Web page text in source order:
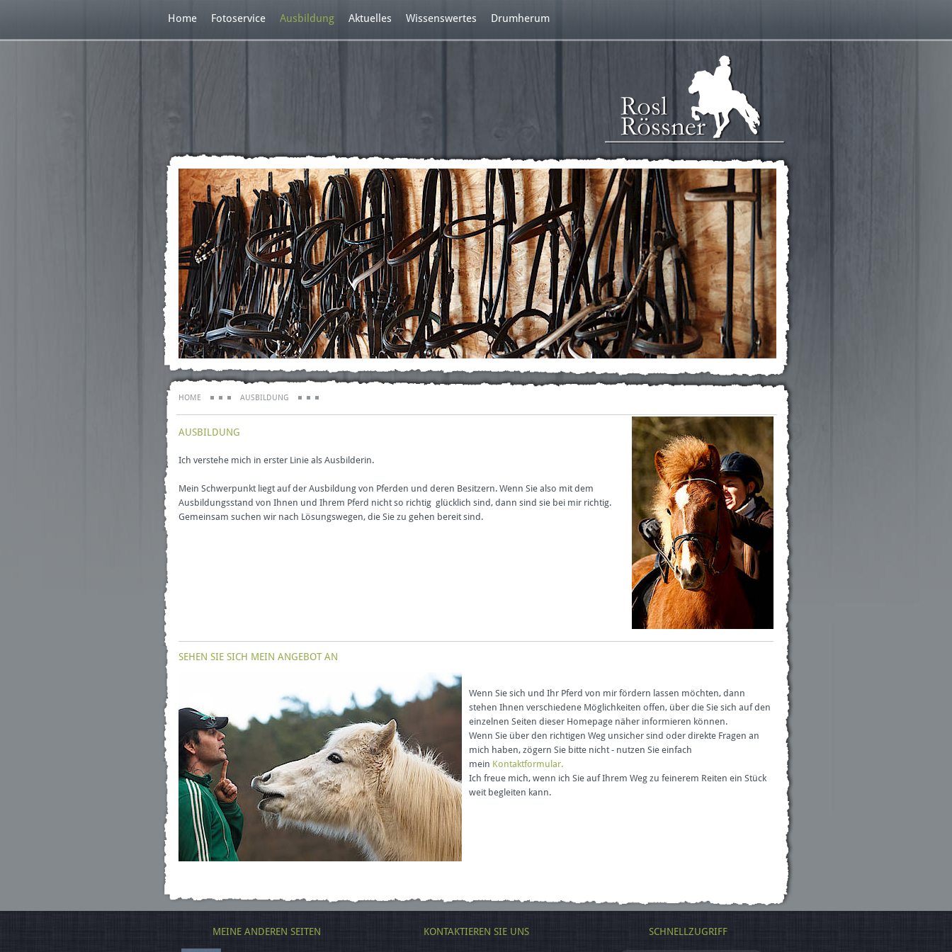
Home Fotoservice Ausbildung Aktuelles Wissenswertes Drumherum
HOME AUSBILDUNG
AUSBILDUNG
Ich verstehe mich in erster Linie als Ausbilderin.
Mein Schwerpunkt liegt auf der Ausbildung von Pferden und deren Besitzern. Wenn Sie also mit dem
Ausbildungsstand von Ihnen und Ihrem Pferd nicht so richtig glücklich sind, dann sind sie bei mir richtig.
Gemeinsam suchen wir nach Lösungswegen, die Sie zu gehen bereit sind.
SEHEN SIE SICH MEIN ANGEBOT AN
Wenn Sie sich und Ihr Pferd von mir fördern lassen möchten, dann
stehen Ihnen verschiedene Möglichkeiten offen, über die Sie sich auf den
einzelnen Seiten dieser Homepage näher informieren können.
Wenn Sie über den richtigen Weg unsicher sind oder direkte Fragen an
mich haben, zögern Sie bitte nicht - nutzen Sie einfach
mein Kontaktformular.
Ich freue mich, wenn ich Sie auf Ihrem Weg zu feinerem Reiten ein Stück
weit begleiten kann.
MEINE ANDEREN SEITEN KONTAKTIEREN SIE UNS SCHNELLZUGRIFF